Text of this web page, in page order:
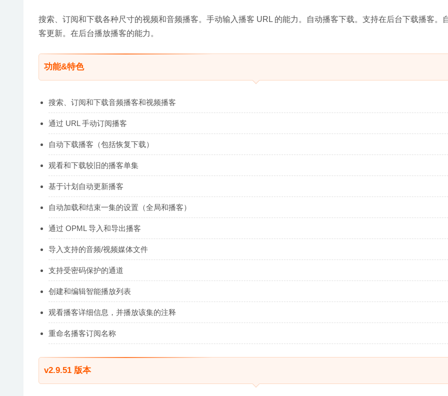
搜索、订阅和下载各种尺寸的视频和音频播客。手动输入播客 URL 的能力。自动播客下载。支持在后台下载播客。
客更新。在后台播放播客的能力。
功能&特色
搜索、订阅和下载音频播客和视频播客
通过 URL 手动订阅播客
自动下载播客（包括恢复下载）
观看和下载较旧的播客单集
基于计划自动更新播客
自动加载和结束一集的设置（全局和播客）
通过 OPML 导入和导出播客
导入支持的音频/视频媒体文件
支持受密码保护的通道
创建和编辑智能播放列表
观看播客详细信息，并播放该集的注释
重命名播客订阅名称
v2.9.51 版本